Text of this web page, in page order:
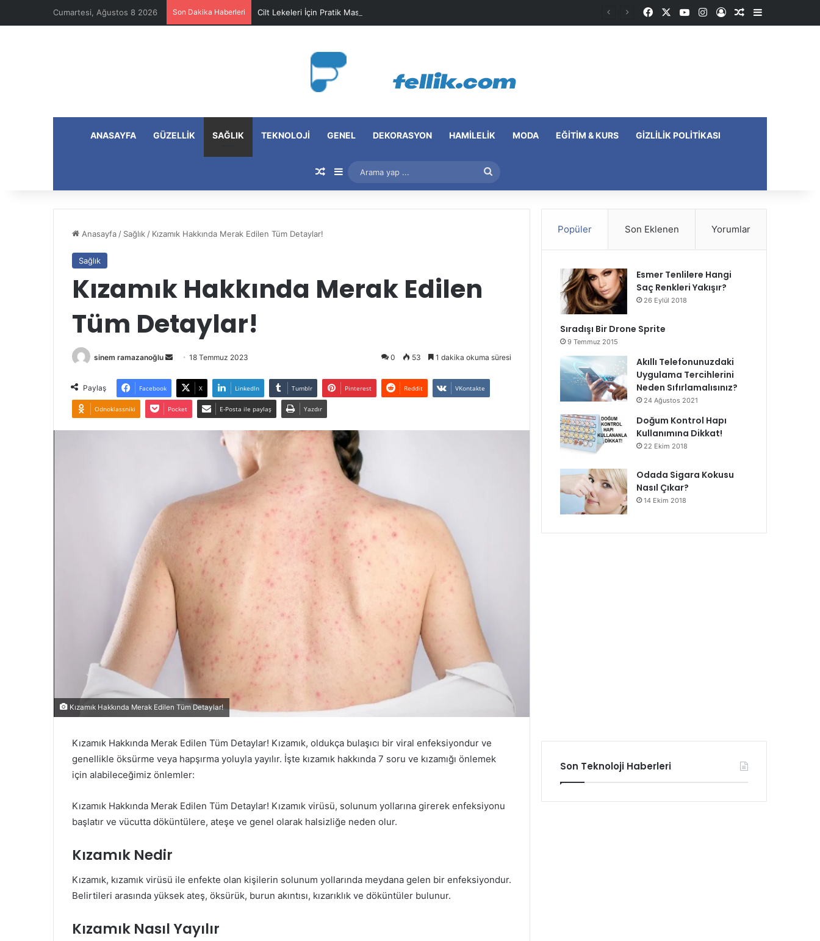
Cumartesi, Ağustos 8 2026 Son Dakika Haberleri Cilt Lekeleri İçin Pratik Maske Önerileri FacebookYouTubeInstagram
Kayıt OlRastgele Makale
Kenar
ANASAYFA GÜZELLIK SAĞLIK TEKNOLOJI GENEL DEKORASYON HAMILELIK MODA EĞITIM & KURS GIZLILIK POLITIKASI
Rastgele Makale
Kenar Bölmesi
Arama
yap
Anasayfa / Sağlık / Kızamık Hakkında Merak Edilen Tüm Detaylar!
Sağlık
Kızamık Hakkında Merak Edilen
Tüm Detaylar!
sinem ramazanoğlu
Bir
posta
göndermek
18 Temmuz 2023 0 53 1 dakika okuma süresi
Paylaş Facebook X LinkedIn Tumblr Pinterest Reddit VKontakte
Odnoklassniki Pocket E-Posta ile paylaş Yazdır
Kızamık Hakkında Merak Edilen Tüm Detaylar!
Kızamık Hakkında Merak Edilen Tüm Detaylar! Kızamık, oldukça bulaşıcı bir viral enfeksiyondur ve
genellikle öksürme veya hapşırma yoluyla yayılır. İşte kızamık hakkında 7 soru ve kızamığı önlemek
için alabileceğimiz önlemler:
Kızamık Hakkında Merak Edilen Tüm Detaylar! Kızamık virüsü, solunum yollarına girerek enfeksiyonu
başlatır ve vücutta döküntülere, ateşe ve genel olarak halsizliğe neden olur.
Kızamık Nedir
Kızamık, kızamık virüsü ile enfekte olan kişilerin solunum yollarında meydana gelen bir enfeksiyondur.
Belirtileri arasında yüksek ateş, öksürük, burun akıntısı, kızarıklık ve döküntüler bulunur.
Kızamık Nasıl Yayılır
Popüler Son Eklenen Yorumlar
Esmer Tenlilere Hangi
Saç Renkleri Yakışır?
26 Eylül 2018
Sıradışı Bir Drone Sprite
9 Temmuz 2015
Akıllı Telefonunuzdaki
Uygulama Tercihlerini
Neden Sıfırlamalısınız?
24 Ağustos 2021
Doğum Kontrol Hapı
Kullanımına Dikkat!
22 Ekim 2018
Odada Sigara Kokusu
Nasıl Çıkar?
14 Ekim 2018
Son Teknoloji Haberleri